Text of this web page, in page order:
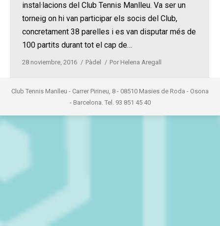
instal·lacions del Club Tennis Manlleu. Va ser un
torneig on hi van participar els socis del Club,
concretament 38 parelles i es van disputar més de
100 partits durant tot el cap de…
28 noviembre, 2016 Pàdel Por Helena Aregall
Club Tennis Manlleu - Carrer Pirineu, 8 - 08510 Masies de Roda - Osona
- Barcelona. Tel. 93 851 45 40